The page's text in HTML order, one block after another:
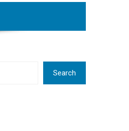
Search